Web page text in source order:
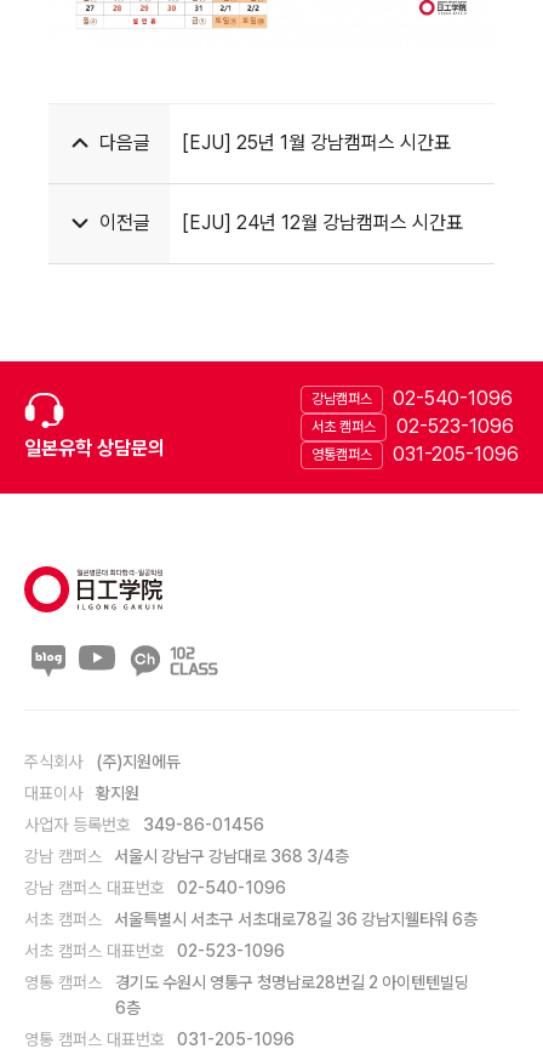
다음글 [EJU] 25년 1월 강남캠퍼스 시간표
이전글 [EJU] 24년 12월 강남캠퍼스 시간표
일본유학 상담문의
강남캠퍼스 02-540-1096
서초 캠퍼스 02-523-1096
영통캠퍼스 031-205-1096
주식회사
(주)지원에듀
대표이사
황지원
사업자 등록번호
349-86-01456
강남 캠퍼스
서울시 강남구 강남대로 368 3/4층
강남 캠퍼스 대표번호
02-540-1096
서초 캠퍼스
서울특별시 서초구 서초대로78길 36 강남지웰타워 6층
서초 캠퍼스 대표번호
02-523-1096
영통 캠퍼스
경기도 수원시 영통구 청명남로28번길 2 아이텐텐빌딩
6층
영통 캠퍼스 대표번호
031-205-1096